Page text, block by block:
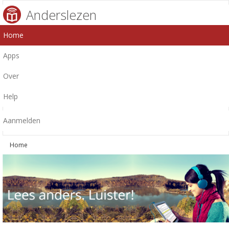
Anderslezen
Home
Apps
Over
Help
Aanmelden
Home